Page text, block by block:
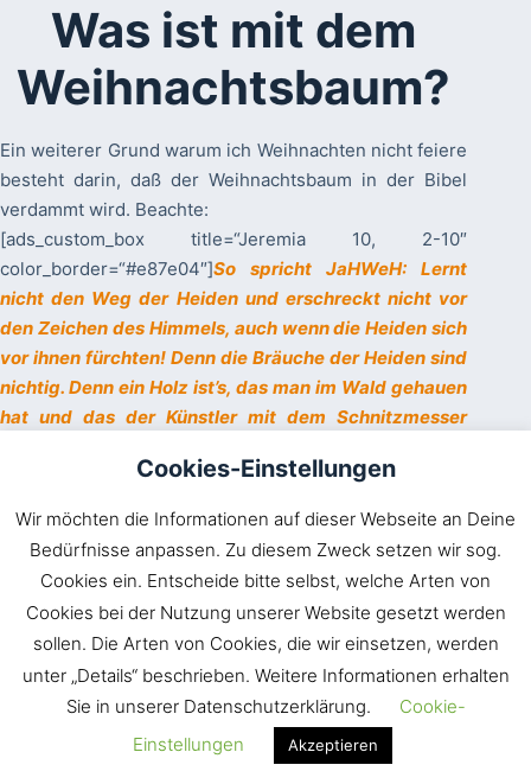
Was ist mit dem
Weihnachtsbaum?
Ein weiterer Grund warum ich Weihnachten nicht feiere
besteht darin, daß der Weihnachtsbaum in der Bibel
verdammt wird. Beachte:
[ads_custom_box title=“Jeremia 10, 2-10″
color_border=“#e87e04″]So spricht JaHWeH: Lernt
nicht den Weg der Heiden und erschreckt nicht vor
den Zeichen des Himmels, auch wenn die Heiden sich
vor ihnen fürchten! Denn die Bräuche der Heiden sind
nichtig. Denn ein Holz ist’s, das man im Wald gehauen
hat und das der Künstler mit dem Schnitzmesser
befestigt es mit Hämmern und Nägeln, damit es nicht
wackelt; sie sind gedrechselten Palmbäumen gleich,
können nicht gehen. Fürchtet euch nicht vor ihnen,
denn sie können nichts Böses tun, und auch Gutes zu
tun steht nicht in ihrer Macht! Doch dir, o JaHWeH, ist
niemand gleich! Groß bist du, und groß ist dein Name
an Macht! Wer sollte dich nicht fürchten, du König der
Völker? Denn dir gebührt dies; unter allen Weisen der
Völker und in allen ihren Königreichen ist ja keiner wie
Cookies-Einstellungen
Wir möchten die Informationen auf dieser Webseite an Deine
Bedürfnisse anpassen. Zu diesem Zweck setzen wir sog.
Cookies ein. Entscheide bitte selbst, welche Arten von
Cookies bei der Nutzung unserer Website gesetzt werden
sollen. Die Arten von Cookies, die wir einsetzen, werden
unter „Details“ beschrieben. Weitere Informationen erhalten
Sie in unserer Datenschutzerklärung.
Cookie-
Einstellungen
Akzeptieren